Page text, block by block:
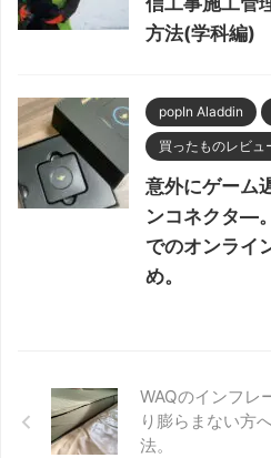
方法(学科編)
popIn Aladdin
買ったものレビュ
意外にゲーム
ンコネクタ―
でのオンライ
め。
WAQのインフレ
り膨らまない方
法。